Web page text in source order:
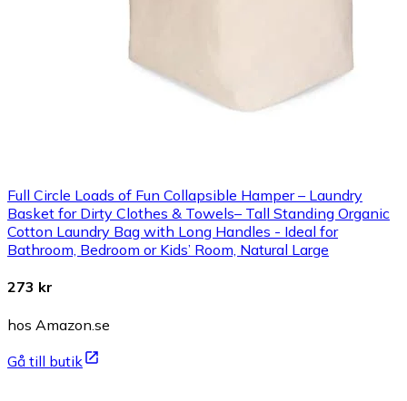
Full Circle Loads of Fun Collapsible Hamper – Laundry
Basket for Dirty Clothes & Towels– Tall Standing Organic
Cotton Laundry Bag with Long Handles - Ideal for
Bathroom, Bedroom or Kids’ Room, Natural Large
273 kr
hos Amazon.se
Gå till butik